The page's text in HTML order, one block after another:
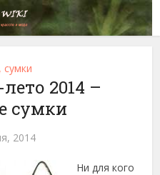
сумки
2014 –
сумки
2014
Ни для кого